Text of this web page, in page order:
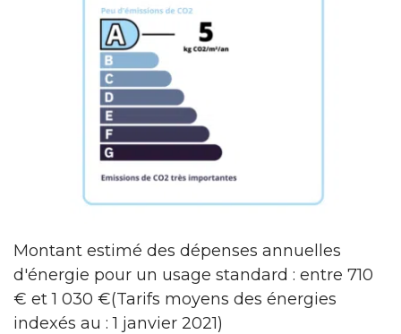
Montant estimé des dépenses annuelles
d'énergie pour un usage standard : entre 710
€ et 1 030 €(Tarifs moyens des énergies
indexés au : 1 janvier 2021)